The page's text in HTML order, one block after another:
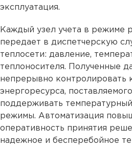
эксплуатация.
Каждый узел учета в режиме
передает в диспетчерскую
теплосети: давление,
теплоносителя. Полученные
непрерывно контролировать
энергоресурса,
поддерживать
режимы. Автоматизация
оперативность принятия
надежное и бесперебойное